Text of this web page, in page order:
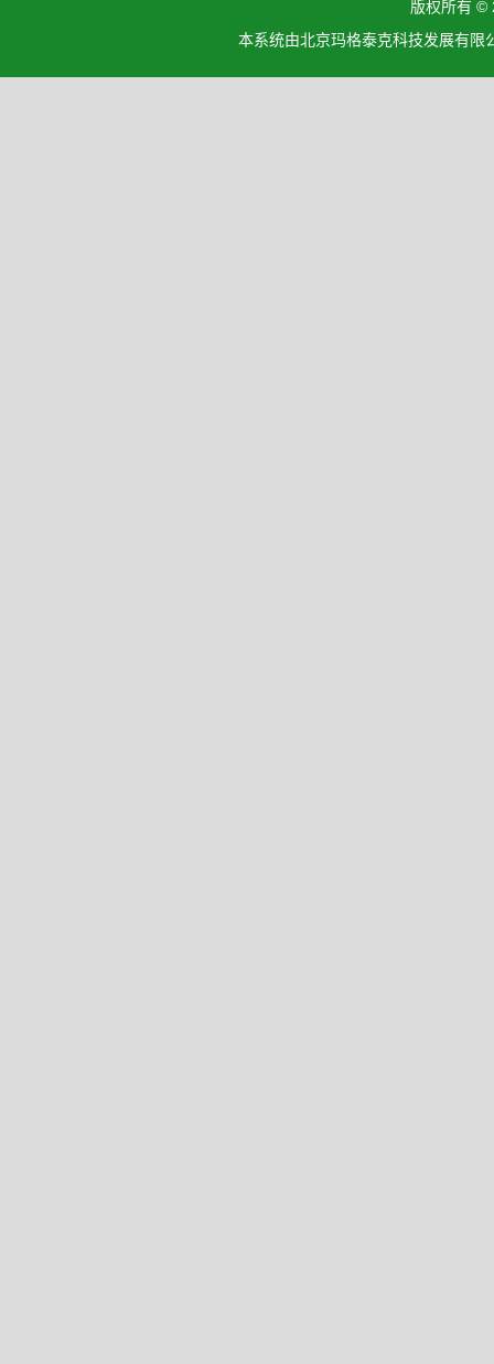
版权所有 ©
本系统由北京玛格泰克科技发展有